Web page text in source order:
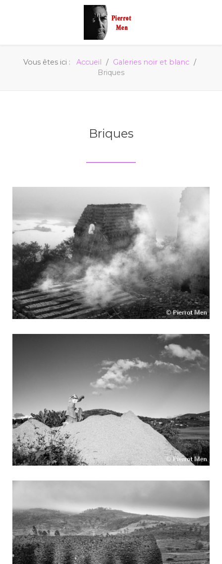
Vous êtes ici : Accueil
Galeries noir et blanc
Briques
Briques